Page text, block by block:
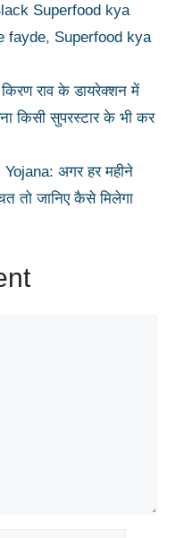
Superfood kya
fayde, Superfood kya
राव के डायरेक्शन में
किसी सुपरस्टार के भी कर
अगर हर महीने
तो जानिए कैसे मिलेगा